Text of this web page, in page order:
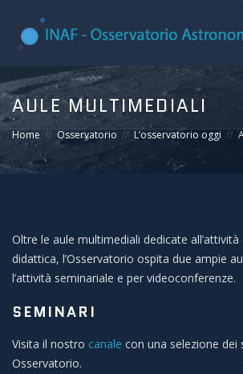
AULE MULTIMEDIALI
Home Osservatorio L’osservatorio oggi
Oltre le aule multimediali dedicate all’attività
didattica, l’Osservatorio ospita due ampie
l’attività seminariale e per videoconferenze.
SEMINARI
Visita il nostro canale con una selezione
Osservatorio.